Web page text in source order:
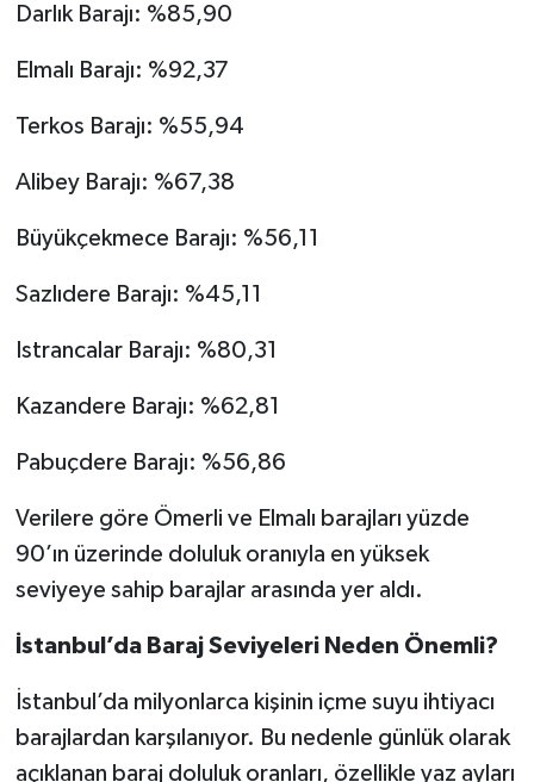
Darlık Barajı: %85,90
Elmalı Barajı: %92,37
Terkos Barajı: %55,94
Alibey Barajı: %67,38
Büyükçekmece Barajı: %56,11
Sazlıdere Barajı: %45,11
Istrancalar Barajı: %80,31
Kazandere Barajı: %62,81
Pabuçdere Barajı: %56,86
Verilere göre Ömerli ve Elmalı barajları yüzde
90’ın üzerinde doluluk oranıyla en yüksek
seviyeye sahip barajlar arasında yer aldı.
İstanbul’da Baraj Seviyeleri Neden Önemli?
İstanbul’da milyonlarca kişinin içme suyu ihtiyacı
barajlardan karşılanıyor. Bu nedenle günlük olarak
açıklanan baraj doluluk oranları, özellikle yaz ayları